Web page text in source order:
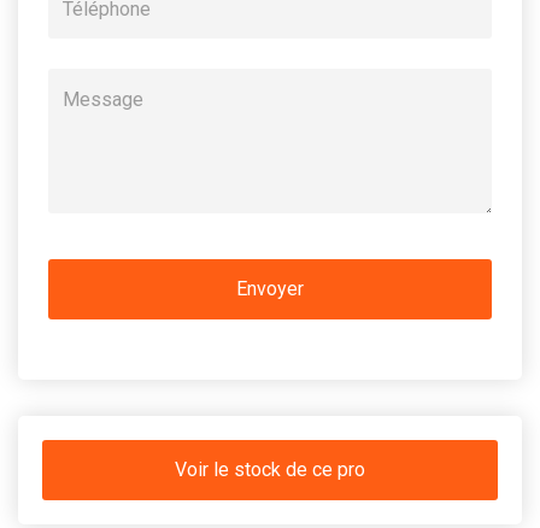
Voir le stock de ce pro